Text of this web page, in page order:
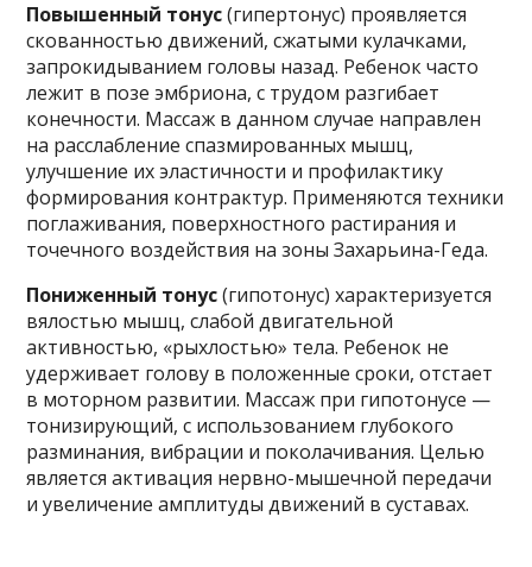
Повышенный тонус(гипертонус) проявляется
скованностью движений, сжатыми кулачками,
запрокидыванием головы назад. Ребенок часто
лежит в позе эмбриона, с трудом разгибает
конечности. Массаж в данном случае направлен
на расслабление спазмированных мышц,
улучшение их эластичности и профилактику
формирования контрактур. Применяются техники
поглаживания, поверхностного растирания и
точечного воздействия на зоны Захарьина-Геда.
Пониженный тонус(гипотонус) характеризуется
вялостью мышц, слабой двигательной
активностью, «рыхлостью» тела. Ребенок не
удерживает голову в положенные сроки, отстает
в моторном развитии. Массаж при гипотонусе —
тонизирующий, с использованием глубокого
разминания, вибрации и поколачивания. Целью
является активация нервно-мышечной передачи
и увеличение амплитуды движений в суставах.